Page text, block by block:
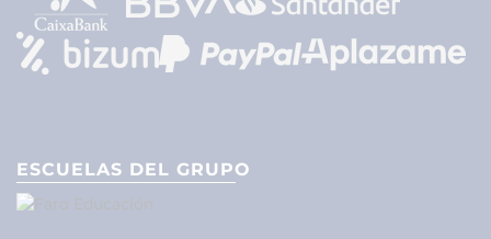
ESCUELAS DEL GRUPO